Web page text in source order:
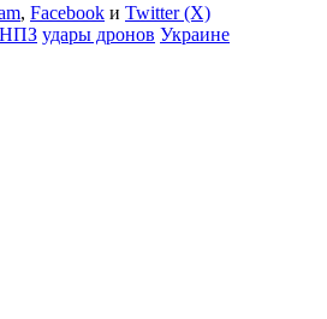
, Facebook и Twitter (X)
НПЗ удары дронов Украине